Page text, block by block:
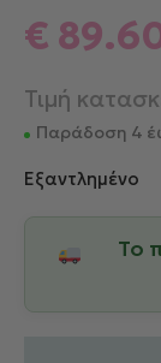
€
Τιμή
Παράδοση 4
Εξαντλημένο
Το